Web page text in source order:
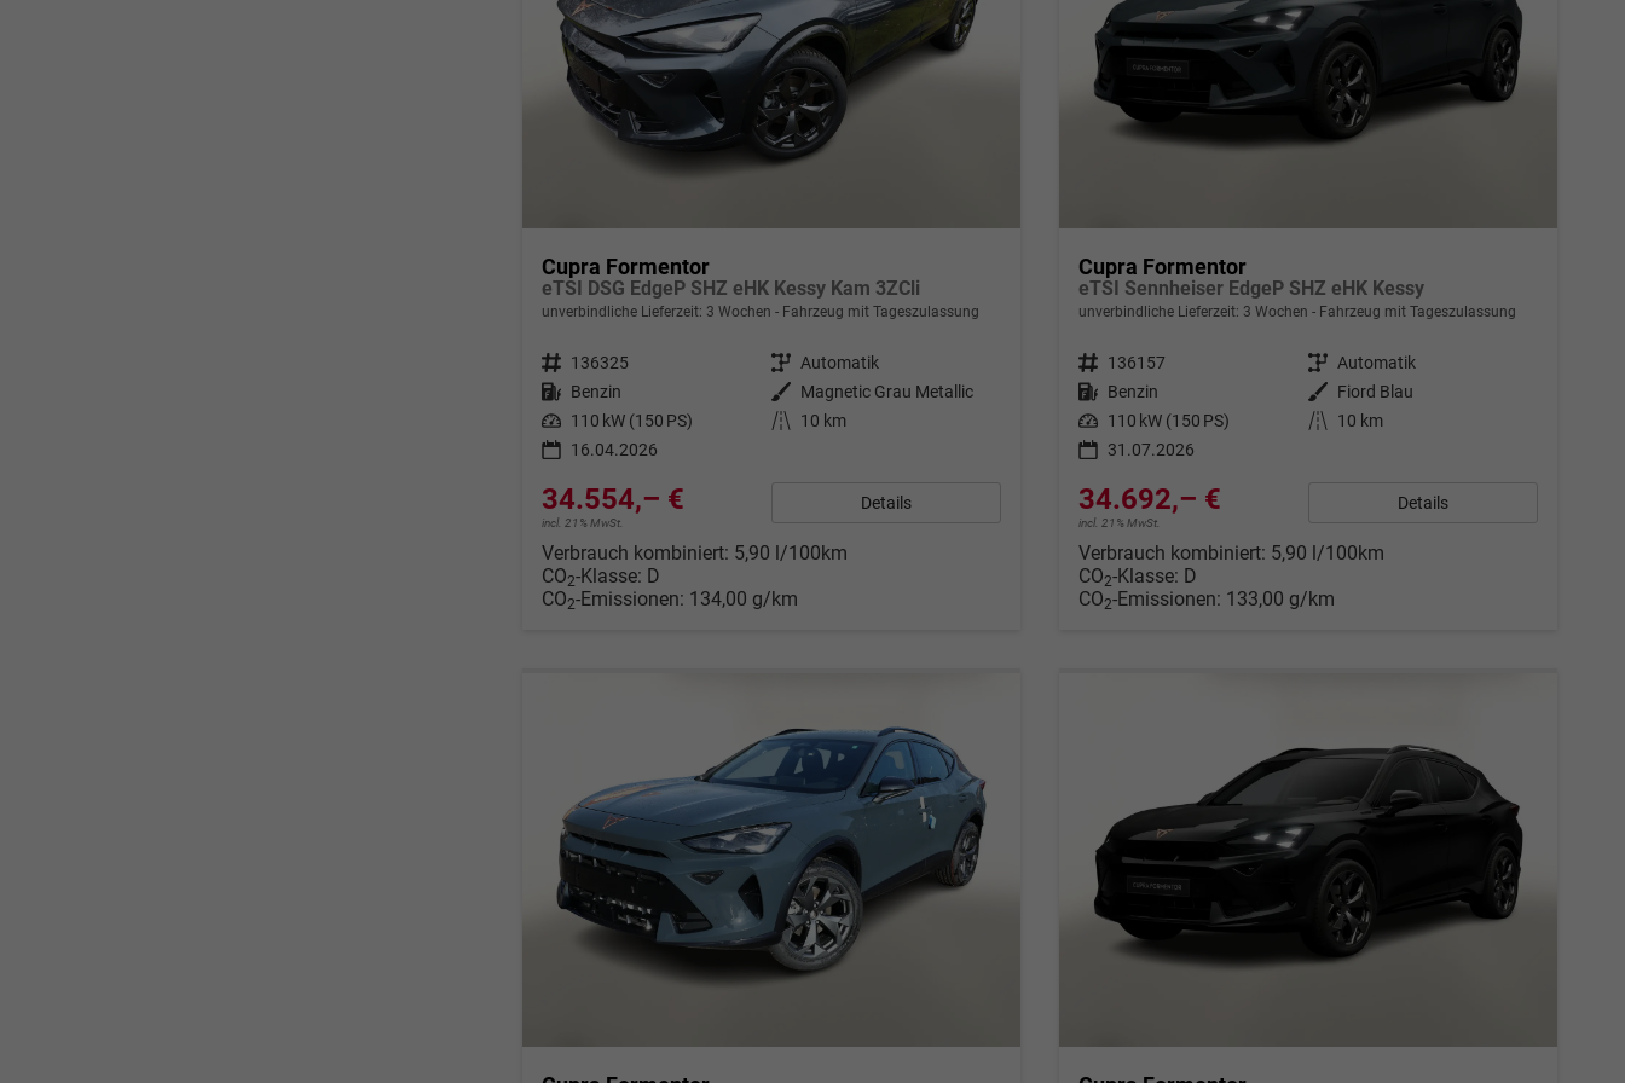
Cupra Formentor
eTSI DSG EdgeP SHZ eHK Kessy Kam 3ZCli
unverbindliche Lieferzeit: 3 Wochen Fahrzeug mit Tageszulassung
Fahrzeugnr. 136325 Getriebe Automatik
Kraftstoff Benzin Außenfarbe Magnetic Grau Metallic
Leistung 110 kW (150 PS) Kilometerstand
10 km
16.04.2026
34.554,– €
incl. 21% MwSt.
Details
Verbrauch kombiniert: 5,90 l/100km
CO2-Klasse: D
CO2-Emissionen: 134,00 g/km
Cupra Formentor
eTSI Sennheiser EdgeP SHZ eHK Kessy
unverbindliche Lieferzeit: 3 Wochen Fahrzeug mit Tageszulassung
Fahrzeugnr. 136157 Getriebe Automatik
Kraftstoff Benzin Außenfarbe Fiord Blau
Leistung 110 kW (150 PS) Kilometerstand
10 km
31.07.2026
34.692,– €
incl. 21% MwSt.
Details
Verbrauch kombiniert: 5,90 l/100km
CO2-Klasse: D
CO2-Emissionen: 133,00 g/km